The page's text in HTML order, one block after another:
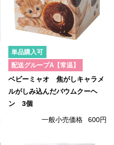
単品購入可
配送グループA【常温】
ベビーミャオ 焦がしキャラメ
ルがしみ込んだバウムクーヘ
ン 3個
一般小売価格 600円